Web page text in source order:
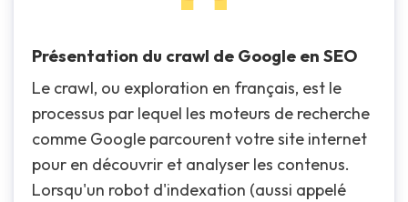
Présentation du crawl de Google en SEO
Le crawl, ou exploration en français, est le
processus par lequel les moteurs de recherche
comme Google parcourent votre site internet
pour en découvrir et analyser les contenus.
Lorsqu'un robot d'indexation (aussi appelé